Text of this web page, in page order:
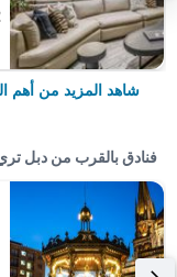
شاهد المزيد من أهم
فنادق بالقرب من دبل تري